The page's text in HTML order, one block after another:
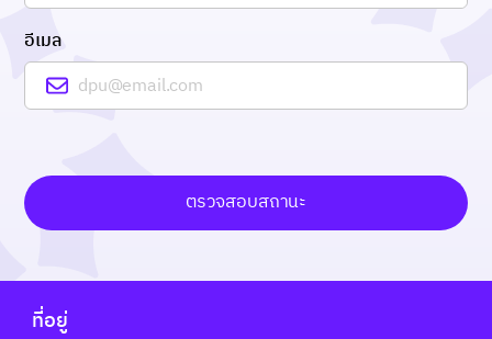
อีเมล
ตรวจสอบสถานะ
ที่อยู่